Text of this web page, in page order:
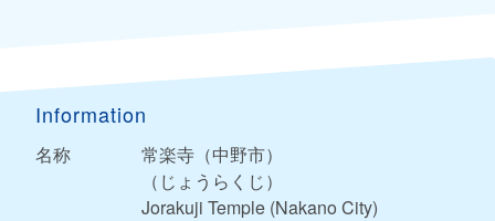
Information
名称
常楽寺（中野市）
（じょうらくじ）
Jorakuji Temple (Nakano City)